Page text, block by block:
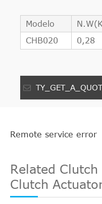
Modelo
CHB020
0,28
Remote service error
Related
Clutch